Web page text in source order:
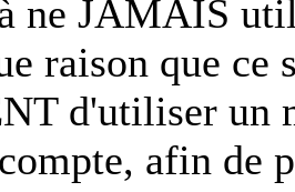
ne JAMAIS
raison que
d'utiliser un
afin de